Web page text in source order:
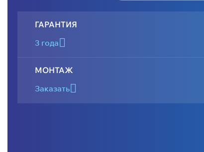
ГАРАНТИЯ
3 года
МОНТАЖ
Заказать